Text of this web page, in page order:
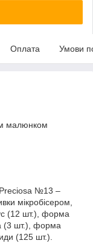
Оплата Умови
малюнком
Preciosa №13 –
мікробісером,
(12 шт.), форма
(3 шт.), форма
(125 шт.).